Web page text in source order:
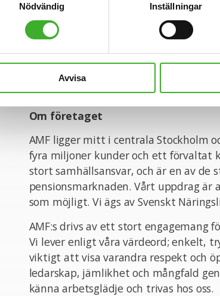
Nödvändig
Inställningar
Avvisa
Som person har du en naturlig
verkar i. Du är affärsorienterad,
engagemang och driver resultat
självledarskap och samarbete. Du
öppen för att kontinuerligt utveckla
Om företaget
AMF ligger mitt i centrala Stockholm
fyra miljoner kunder och ett förvaltat
stort samhällsansvar, och är en av de
pensionsmarknaden. Vårt uppdrag är
som möjligt. Vi ägs av Svenskt
AMF:s drivs av ett stort engagemang
Vi lever enligt våra värdeord; enkelt,
viktigt att visa varandra respekt och
ledarskap, jämlikhet och mångfald
känna arbetsglädje och trivas hos oss.